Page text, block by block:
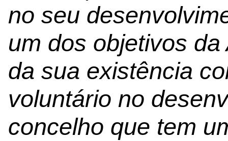
no seu
um dos objetivos
da sua existência
voluntário no
concelho que tem